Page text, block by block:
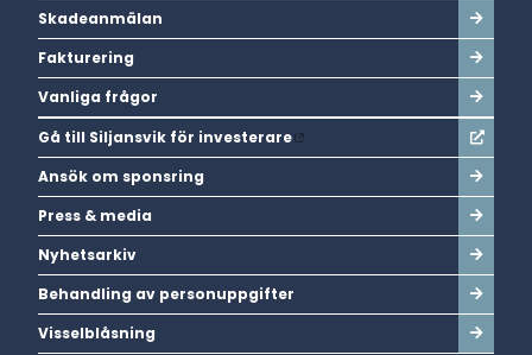
Skadeanmälan
Fakturering
Vanliga frågor
Gå till Siljansvik för investerare
Ansök om sponsring
Press & media
Nyhetsarkiv
Behandling av personuppgifter
Visselblåsning